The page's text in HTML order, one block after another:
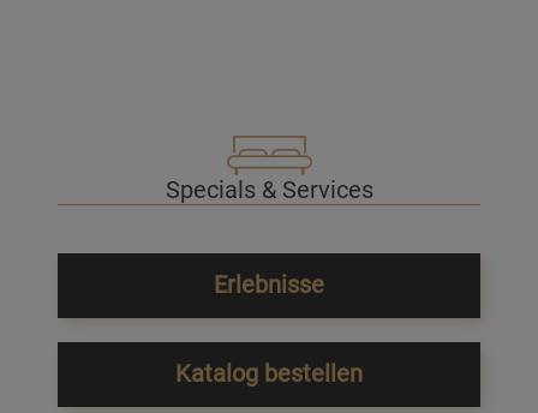
Specials & Services
Erlebnisse
Katalog bestellen